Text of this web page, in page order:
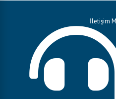
İletişim